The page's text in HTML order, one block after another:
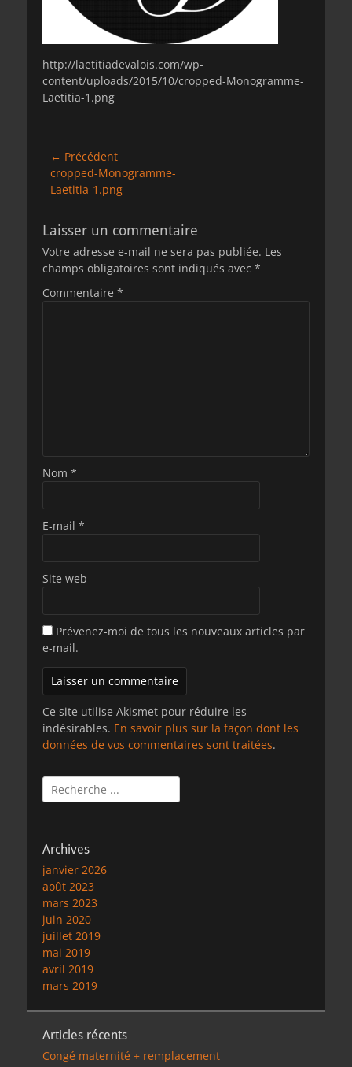
http://laetitiadevalois.com/wp-
content/uploads/2015/10/cropped-Monogramme-
Laetitia-1.png
Navigation
de
l’article
← Précédent
Article
précédent :
cropped-Monogramme-
Laetitia-1.png
Laisser un commentaire
Votre adresse e-mail ne sera pas publiée. Les
champs obligatoires sont indiqués avec *
Commentaire *
Nom *
E-mail *
Site web
Prévenez-moi de tous les nouveaux articles par
e-mail.
Ce site utilise Akismet pour réduire les
indésirables. En savoir plus sur la façon dont les
données de vos commentaires sont traitées.
Rechercher :
Archives
janvier 2026
août 2023
mars 2023
juin 2020
juillet 2019
mai 2019
avril 2019
mars 2019
Articles récents
Congé maternité + remplacement